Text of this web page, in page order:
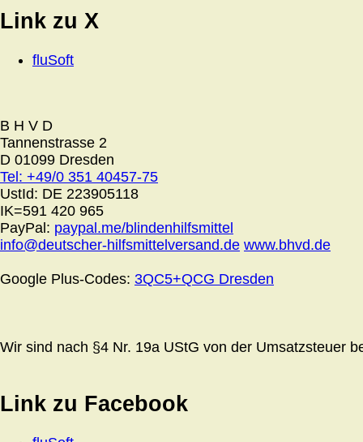
Link zu X
fluSoft
B H V D
Tannenstrasse 2
D 01099 Dresden
Tel: +49/0 351 40457-75
UstId: DE 223905118
IK=591 420 965
PayPal: paypal.me/blindenhilfsmittel
info@deutscher-hilfsmittelversand.de www.bhvd.de
Google Plus-Codes: 3QC5+QCG Dresden
Wir sind nach §4 Nr. 19a UStG von der Umsatzsteuer
Link zu Facebook